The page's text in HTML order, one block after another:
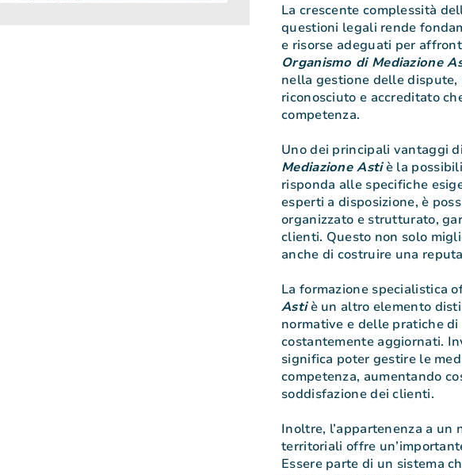
La crescente complessità
questioni legali rende
e risorse adeguati per
Organismo di Mediazione
nella gestione delle dispute,
riconosciuto e accreditato
competenza.
Uno dei principali vantaggi
Mediazione Astiè la
risponda alle specifiche
esperti a disposizione, è
organizzato e strutturato,
clienti. Questo non solo
anche di costruire una
La formazione specialistica
Astiè un altro elemento
normative e delle pratiche di
costantemente aggiornati.
significa poter gestire le
competenza, aumentando
soddisfazione dei clienti.
Inoltre, l’appartenenza a un
territoriali offre
Essere parte di un sistema